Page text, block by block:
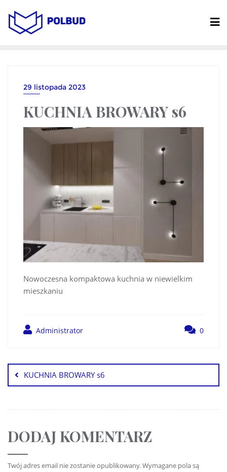
29 listopada 2023
KUCHNIA BROWARY s6
Nowoczesna kompaktowa kuchnia w niewielkim
mieszkaniu
Administrator 0
KUCHNIA BROWARY s6
DODAJ KOMENTARZ
Twój adres email nie zostanie opublikowany.Wymagane pola są